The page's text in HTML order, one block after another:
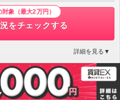
象（最大2万円）
をチェックする
詳細を見る▼